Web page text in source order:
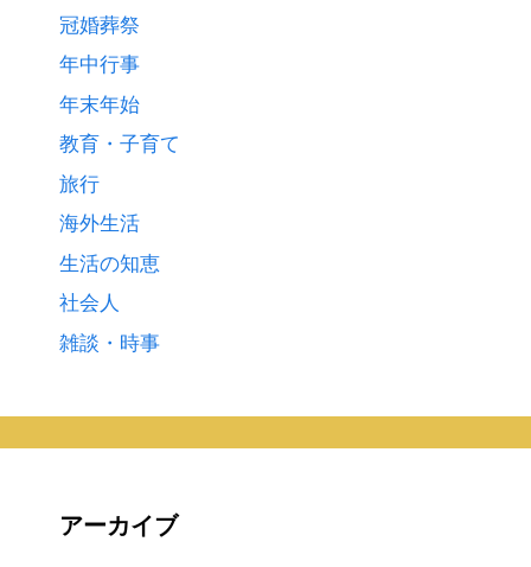
冠婚葬祭
年中行事
年末年始
教育・子育て
旅行
海外生活
生活の知恵
社会人
雑談・時事
アーカイブ